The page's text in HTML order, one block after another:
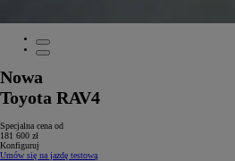
Nowa
Toyota RAV4
Specjalna cena od
181 600 zł
Konfiguruj
Umów się na jazdę testową